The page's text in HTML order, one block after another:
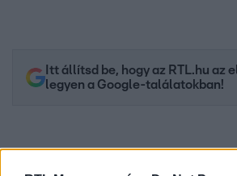
Itt állítsd be, hogy az RTL.hu az
legyen a Google-találatokban!